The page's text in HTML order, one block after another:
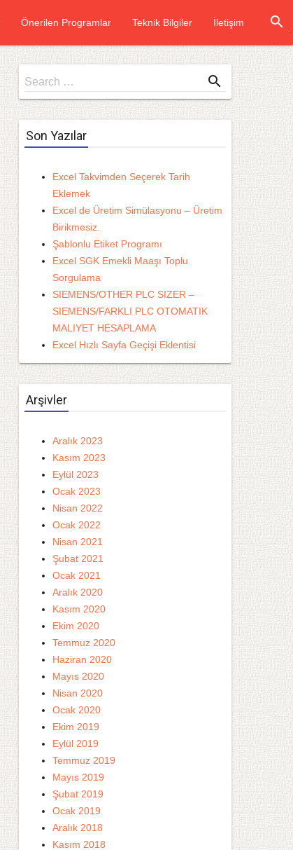
Önerilen Programlar Teknik Bilgiler İletişim search
Search
for
Search … search
Son Yazılar
Excel Takvimden Seçerek Tarih
Eklemek
Excel de Üretim Simülasyonu – Üretim
Birikmesiz.
Şablonlu Etiket Programı
Excel SGK Emekli Maaşı Toplu
Sorgulama
SIEMENS/OTHER PLC SIZER –
SIEMENS/FARKLI PLC OTOMATIK
MALIYET HESAPLAMA
Excel Hızlı Sayfa Geçişi Eklentisi
Arşivler
Aralık 2023
Kasım 2023
Eylül 2023
Ocak 2023
Nisan 2022
Ocak 2022
Nisan 2021
Şubat 2021
Ocak 2021
Aralık 2020
Kasım 2020
Ekim 2020
Temmuz 2020
Haziran 2020
Mayıs 2020
Nisan 2020
Ocak 2020
Ekim 2019
Eylül 2019
Temmuz 2019
Mayıs 2019
Şubat 2019
Ocak 2019
Aralık 2018
Kasım 2018